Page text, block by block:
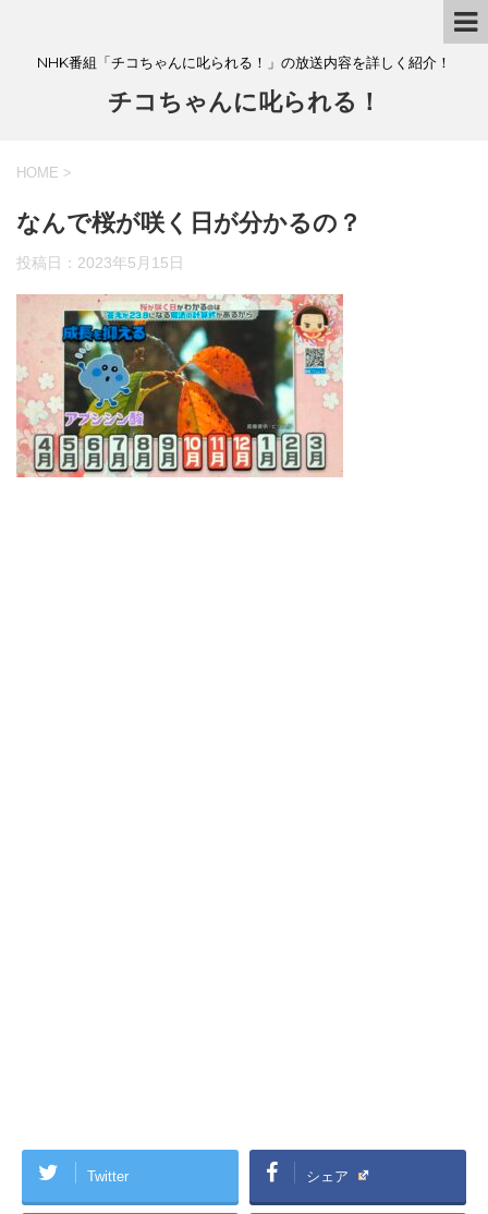
NHK番組「チコちゃんに叱られる！」の放送内容を詳しく紹介！
チコちゃんに叱られる！
HOME >
なんで桜が咲く日が分かるの？
投稿日： 2023年5月15日
Twitter シェア